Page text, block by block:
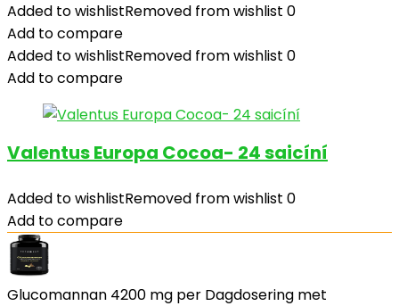
Added to wishlistRemoved from wishlist 0
Add to compare
Added to wishlistRemoved from wishlist 0
Add to compare
Valentus Europa Cocoa- 24 saicíní
Added to wishlistRemoved from wishlist 0
Add to compare
Glucomannan 4200 mg per Dagdosering met